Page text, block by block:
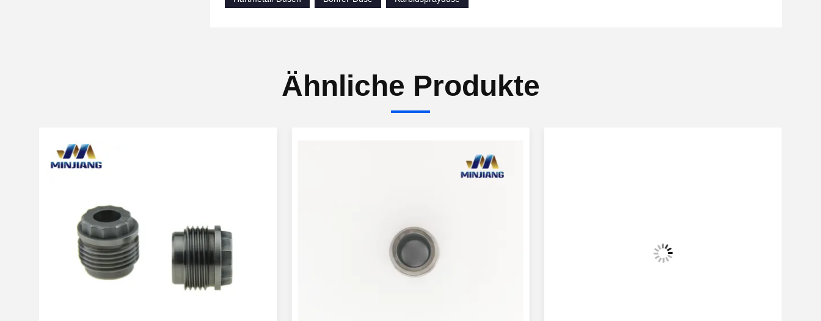
Ähnliche Produkte